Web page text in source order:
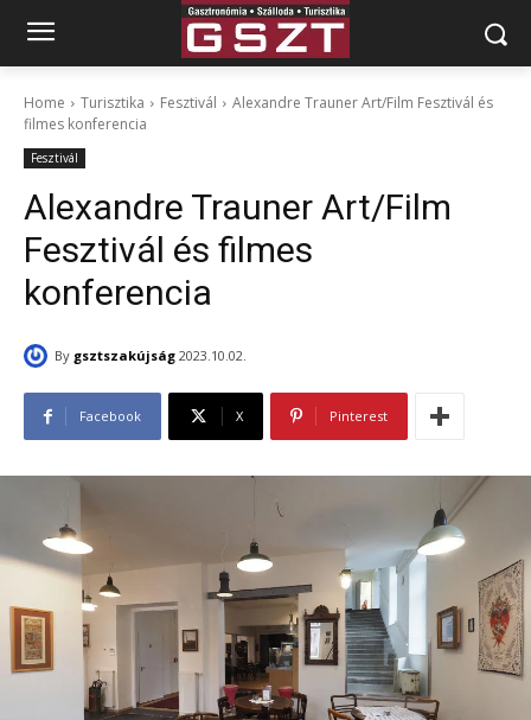
Home Turisztika Fesztivál
Alexandre Trauner Art/Film Fesztivál és
filmes konferencia
Fesztivál
Alexandre Trauner Art/Film
Fesztivál és filmes
konferencia
By gsztszakújság 2023.10.02.
Facebook X Pinterest